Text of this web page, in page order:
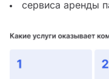
сервиса аренды